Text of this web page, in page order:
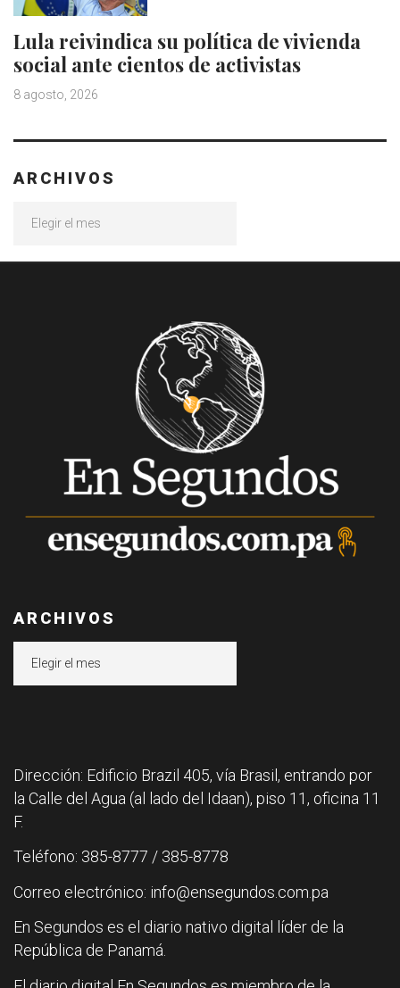
Lula reivindica su política de vivienda
social ante cientos de activistas
8 agosto, 2026
ARCHIVOS
ARCHIVOS
Dirección: Edificio Brazil 405, vía Brasil, entrando por
la Calle del Agua (al lado del Idaan), piso 11, oficina 11
F.
Teléfono: 385-8777 / 385-8778
Correo electrónico: info@ensegundos.com.pa
En Segundos es el diario nativo digital líder de la
República de Panamá.